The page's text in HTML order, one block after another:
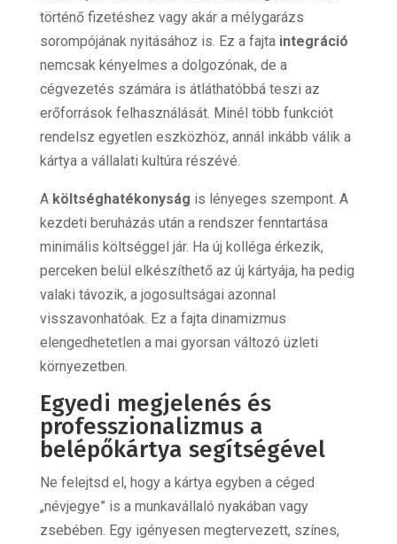
történő fizetéshez vagy akár a mélygarázs
sorompójának nyitásához is. Ez a fajta integráció
nemcsak kényelmes a dolgozónak, de a
cégvezetés számára is átláthatóbbá teszi az
erőforrások felhasználását. Minél több funkciót
rendelsz egyetlen eszközhöz, annál inkább válik a
kártya a vállalati kultúra részévé.
A költséghatékonyság is lényeges szempont. A
kezdeti beruházás után a rendszer fenntartása
minimális költséggel jár. Ha új kolléga érkezik,
perceken belül elkészíthető az új kártyája, ha pedig
valaki távozik, a jogosultságai azonnal
visszavonhatóak. Ez a fajta dinamizmus
elengedhetetlen a mai gyorsan változó üzleti
környezetben.
Egyedi megjelenés és
professzionalizmus a
belépőkártya segítségével
Ne felejtsd el, hogy a kártya egyben a céged
„névjegye” is a munkavállaló nyakában vagy
zsebében. Egy igényesen megtervezett, színes,